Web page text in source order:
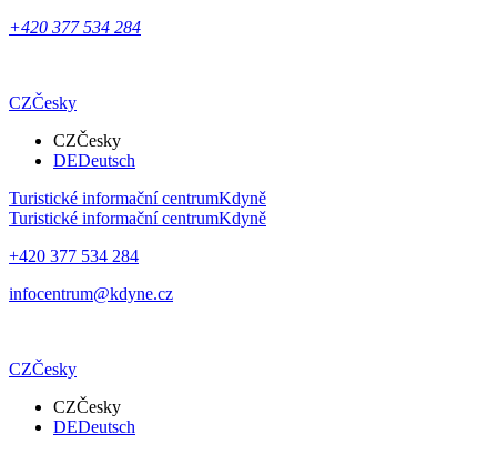
+420 377 534 284
CZČesky
CZČesky
DEDeutsch
Turistické informační centrumKdyně
Turistické informační centrumKdyně
+420 377 534 284
infocentrum@kdyne.cz
CZČesky
CZČesky
DEDeutsch